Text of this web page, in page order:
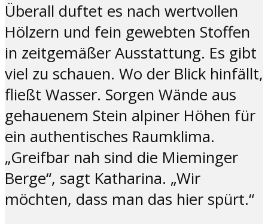
Überall duftet es nach wertvollen
Hölzern und fein gewebten Stoffen
in zeitgemäßer Ausstattung. Es gibt
viel zu schauen. Wo der Blick hinfällt,
fließt Wasser. Sorgen Wände aus
gehauenem Stein alpiner Höhen für
ein authentisches Raumklima.
„Greifbar nah sind die Mieminger
Berge“, sagt Katharina. „Wir
möchten, dass man das hier spürt.“